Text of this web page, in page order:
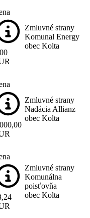
Zmluvné strany
Komunal Energy
obec Kolta
Zmluvné strany
Nadácia Allianz
obec Kolta
Zmluvné strany
Komunálna
poisťovňa
obec Kolta